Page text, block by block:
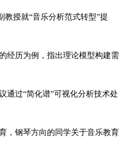
教授就“音乐分析范式转型”提
经历为例，指出理论模型构建需
通过“简化谱”可视化分析技术处
，钢琴方向的同学关于音乐教育